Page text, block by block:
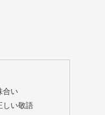
合い
しい敬語